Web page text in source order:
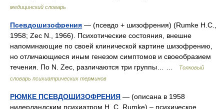
медицинский словарь
Псевдошизофрения — (псевдо + шизофрения) (Rumke H.С.,
1958; Zec N., 1966). Психотические состояния, внешне
напоминающие по своей клинической картине шизофрению,
но отличающиеся иным генезом симптомов и своеобразием
течения. По N. Zec, различаются три группы… …
Толковый
словарь психиатрических терминов
РЮМКЕ ПСЕВДОШИЗОФРЕНИЯ — (описана в 1958
нидерландским психиатром H. C. Rumke) – психическое